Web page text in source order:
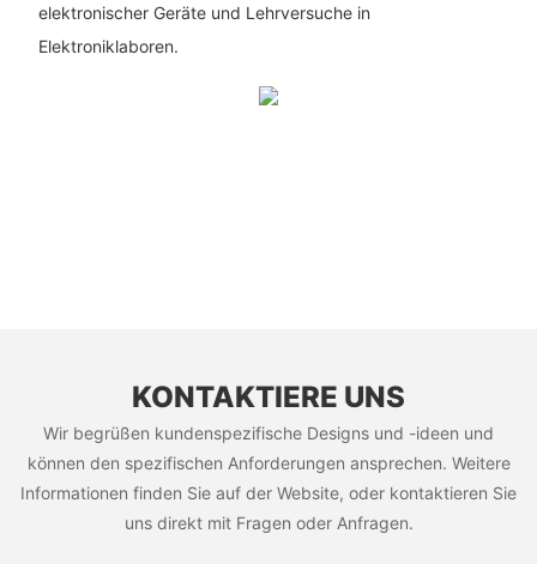
elektronischer Geräte und Lehrversuche in
Elektroniklaboren.
KONTAKTIERE UNS
Wir begrüßen kundenspezifische Designs und -ideen und
können den spezifischen Anforderungen ansprechen. Weitere
Informationen finden Sie auf der Website, oder kontaktieren Sie
uns direkt mit Fragen oder Anfragen.